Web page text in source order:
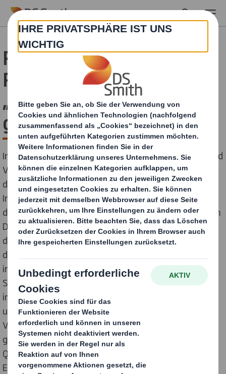
Skip to main content
Preisregen bei den EFIA
Print Awards 2019 -
„Splashing Fruits“
gewinnen Silber
Insgesamt 13 Auszeichnungen durften die Display- und
Verpackungsstrategen von DS Smith bei den
diesjährigen Print Awards der European Flexografic
Industry Association (EFIA) entgegennehmen. Unter
den Silber-Gewinnern: DS Smith Deutschland mit ihrem
Druckbild für das Multivitamin-12 Fruchtsaftgetränk
der Marke Christinen. Die fotorealistische Darstellung
der in Mineralwasser eintauchenden Früchte zeigt bis
ins kleinste Rasterdetail die hohe Expertise von DS
Smith im Flexodirektdruck. Am Verkaufsregal wird das
impulsstarke Druckbild der Wellpapp-Verpackung zum
unmissverständlichen Markenbotschafter und
Verkaufsförderer. Farbbrillanz, sanfte Verläufe und
gestochen scharfe Bilddetails vermitteln eine visuelle
Qualität, die Durst macht auf das natürlich gesunde
Erfrischungsgetränk der Bielefelder Getränkegruppe